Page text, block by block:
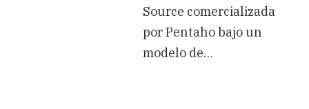
Source comercializada
por Pentaho bajo un
modelo de…